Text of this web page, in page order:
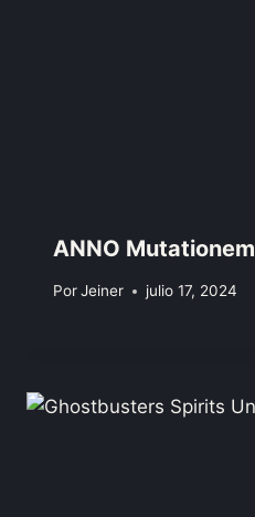
ANNO Mutationem
PorJeiner julio 17, 2024